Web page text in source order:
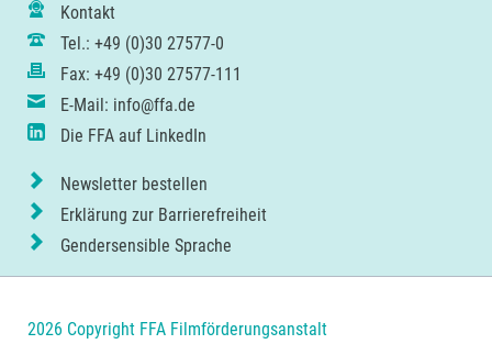
Kontakt
Tel.: +49 (0)30 27577-0
Fax: +49 (0)30 27577-111
E-Mail: info@ffa.de
Die FFA auf LinkedIn
Newsletter bestellen
Erklärung zur Barrierefreiheit
Gendersensible Sprache
2026 Copyright FFA Filmförderungsanstalt